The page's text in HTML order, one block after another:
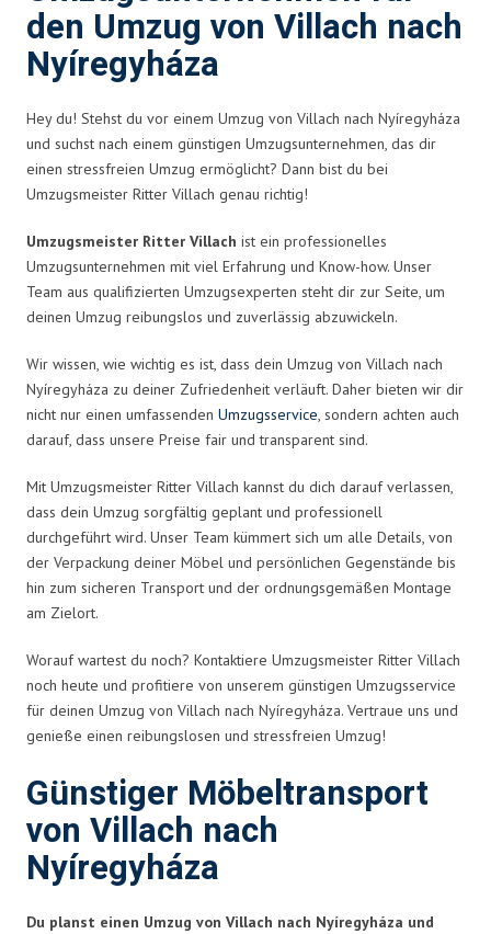
den Umzug von Villach nach
Nyíregyháza
Hey du! Stehst du vor einem Umzug von Villach nach Nyíregyháza
und suchst nach einem günstigen Umzugsunternehmen, das dir
einen stressfreien Umzug ermöglicht? Dann bist du bei
Umzugsmeister Ritter Villach genau richtig!
Umzugsmeister Ritter Villach ist ein professionelles
Umzugsunternehmen mit viel Erfahrung und Know-how. Unser
Team aus qualifizierten Umzugsexperten steht dir zur Seite, um
deinen Umzug reibungslos und zuverlässig abzuwickeln.
Wir wissen, wie wichtig es ist, dass dein Umzug von Villach nach
Nyíregyháza zu deiner Zufriedenheit verläuft. Daher bieten wir dir
nicht nur einen umfassenden Umzugsservice, sondern achten auch
darauf, dass unsere Preise fair und transparent sind.
Mit Umzugsmeister Ritter Villach kannst du dich darauf verlassen,
dass dein Umzug sorgfältig geplant und professionell
durchgeführt wird. Unser Team kümmert sich um alle Details, von
der Verpackung deiner Möbel und persönlichen Gegenstände bis
hin zum sicheren Transport und der ordnungsgemäßen Montage
am Zielort.
Worauf wartest du noch? Kontaktiere Umzugsmeister Ritter Villach
noch heute und profitiere von unserem günstigen Umzugsservice
für deinen Umzug von Villach nach Nyíregyháza. Vertraue uns und
genieße einen reibungslosen und stressfreien Umzug!
Günstiger Möbeltransport
von Villach nach
Nyíregyháza
Du planst einen Umzug von Villach nach Nyíregyháza und